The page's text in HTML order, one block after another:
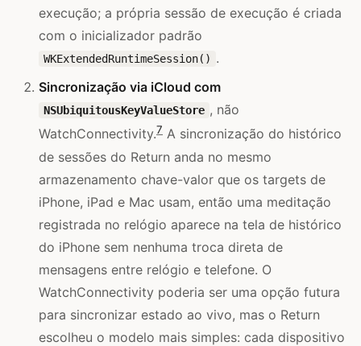
execução; a própria sessão de execução é criada
com o inicializador padrão
WKExtendedRuntimeSession() .
Sincronização via iCloud com
NSUbiquitousKeyValueStore , não
WatchConnectivity.7 A sincronização do histórico
de sessões do Return anda no mesmo
armazenamento chave-valor que os targets de
iPhone, iPad e Mac usam, então uma meditação
registrada no relógio aparece na tela de histórico
do iPhone sem nenhuma troca direta de
mensagens entre relógio e telefone. O
WatchConnectivity poderia ser uma opção futura
para sincronizar estado ao vivo, mas o Return
escolheu o modelo mais simples: cada dispositivo